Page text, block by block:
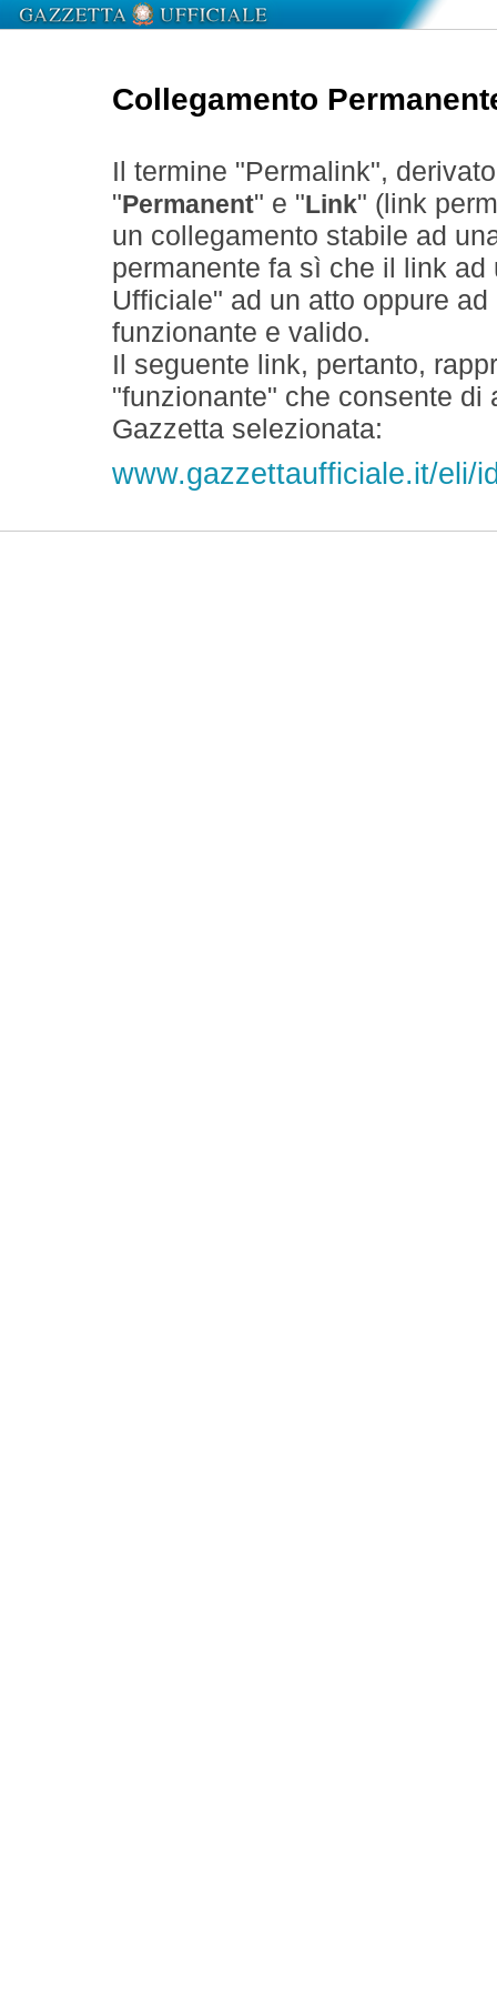
Collegamento
Il termine "Permalink",
" Permanent" e " Link" (link
un collegamento stabile ad
permanente fa sì che il link
Ufficiale" ad un atto oppure
funzionante e valido.
Il seguente link, pertanto,
"funzionante" che consente
Gazzetta selezionata:
www.gazzettaufficiale.it/eli/